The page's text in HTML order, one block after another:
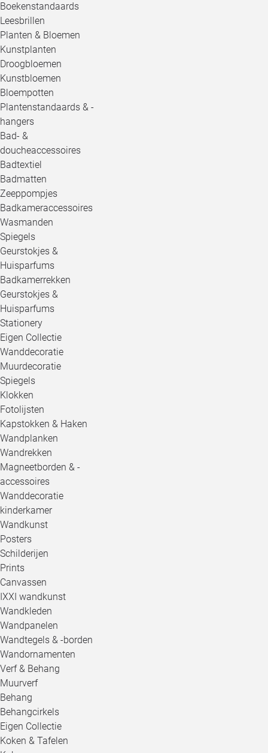
Boekenstandaards
Leesbrillen
Planten & Bloemen
Kunstplanten
Droogbloemen
Kunstbloemen
Bloempotten
Plantenstandaards & -
hangers
Bad- &
doucheaccessoires
Badtextiel
Badmatten
Zeeppompjes
Badkameraccessoires
Wasmanden
Spiegels
Geurstokjes &
Huisparfums
Badkamerrekken
Geurstokjes &
Huisparfums
Stationery
Eigen Collectie
Wanddecoratie
Muurdecoratie
Spiegels
Klokken
Fotolijsten
Kapstokken & Haken
Wandplanken
Wandrekken
Magneetborden & -
accessoires
Wanddecoratie
kinderkamer
Wandkunst
Posters
Schilderijen
Prints
Canvassen
IXXI wandkunst
Wandkleden
Wandpanelen
Wandtegels & -borden
Wandornamenten
Verf & Behang
Muurverf
Behang
Behangcirkels
Eigen Collectie
Koken & Tafelen